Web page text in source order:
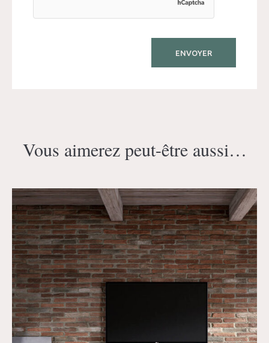
Vous aimerez peut-être aussi…